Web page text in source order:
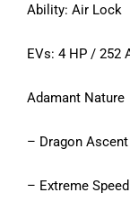
Ability: Air Lock
EVs: 4 HP / 252
Adamant Nature
– Dragon Ascent
– Extreme Speed